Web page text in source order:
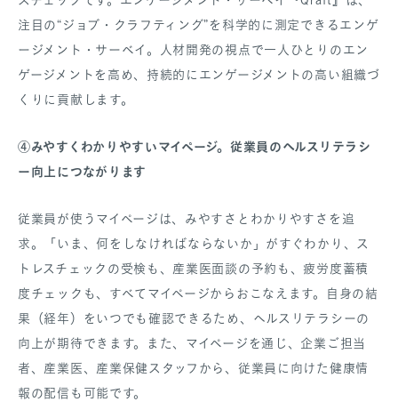
注目の“ジョブ・クラフティング”を科学的に測定できるエンゲ
ージメント・サーベイ。人材開発の視点で一人ひとりのエン
ゲージメントを高め、持続的にエンゲージメントの高い組織づ
くりに貢献します。
④みやすくわかりやすいマイページ。従業員のヘルスリテラシ
ー向上につながります
従業員が使うマイページは、みやすさとわかりやすさを追
求。「いま、何をしなければならないか」がすぐわかり、ス
トレスチェックの受検も、産業医面談の予約も、疲労度蓄積
度チェックも、すべてマイページからおこなえます。自身の結
果（経年）をいつでも確認できるため、ヘルスリテラシーの
向上が期待できます。また、マイページを通じ、企業ご担当
者、産業医、産業保健スタッフから、従業員に向けた健康情
報の配信も可能です。